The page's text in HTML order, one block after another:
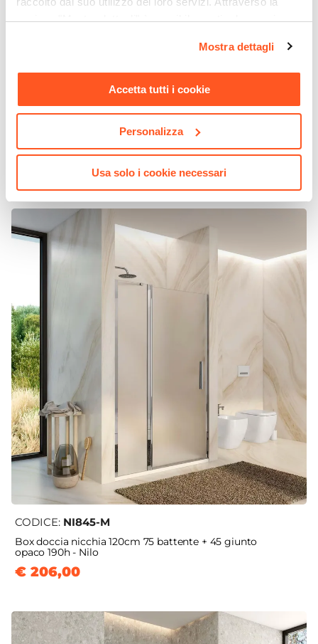
sezione "Mostra dettagli" è possibile gestire le proprie
momento. Per maggiori informazioni si invita a leggere la
nostraCookie Policy.
Mostra dettagli
Accetta tutti i cookie
Personalizza
Usa solo i cookie necessari
CODICE:
Box doccia nicchia 110cm 75 battente + 35 giunto opaco
190h - Nilo
CODICE: NI845-M
Box doccia nicchia 120cm 75 battente + 45 giunto
opaco 190h - Nilo
€ 206,00